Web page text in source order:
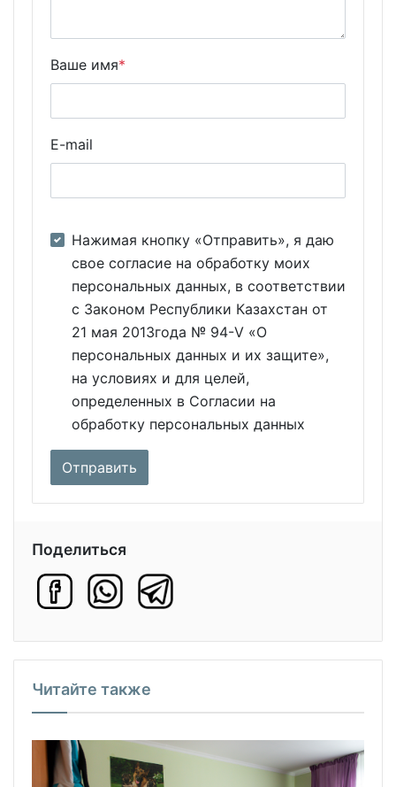
Ваше имя*
E-mail
Нажимая кнопку «Отправить», я даю
свое согласие на обработку моих
персональных данных, в соответствии
с Законом Республики Казахстан от
21 мая 2013года № 94-V «О
персональных данных и их защите»,
на условиях и для целей,
определенных в Согласии на
обработку персональных данных
Поделиться
Читайте также